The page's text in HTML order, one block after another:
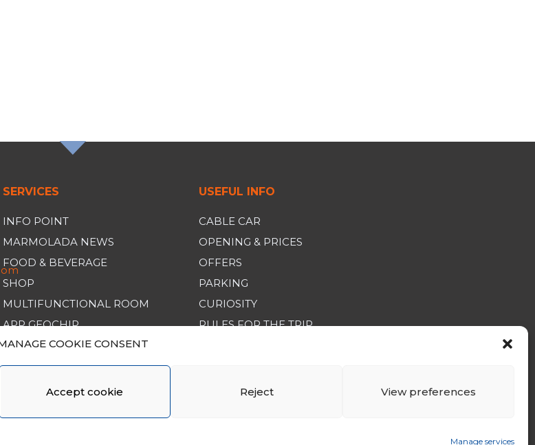
COOKIE CONSENT
Manage services
Accept cookie Reject View preferences
SERVICES
INFO POINT
MARMOLADA NEWS
FOOD & BEVERAGE
SHOP
MULTIFUNCTIONAL ROOM
APP GEOCHIP
USEFUL INFO
CABLE CAR
OPENING & PRICES
OFFERS
PARKING
CURIOSITY
RULES FOR THE TRIP